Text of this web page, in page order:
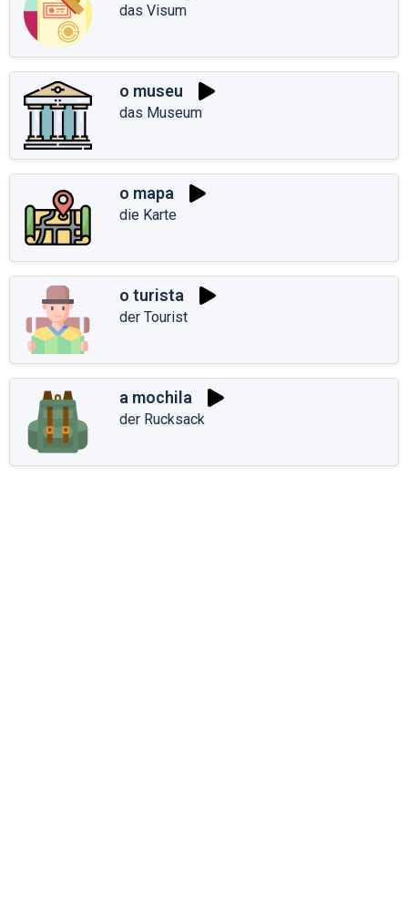
das Visum
o museu
das Museum
o mapa
die Karte
o turista
der Tourist
a mochila
der Rucksack